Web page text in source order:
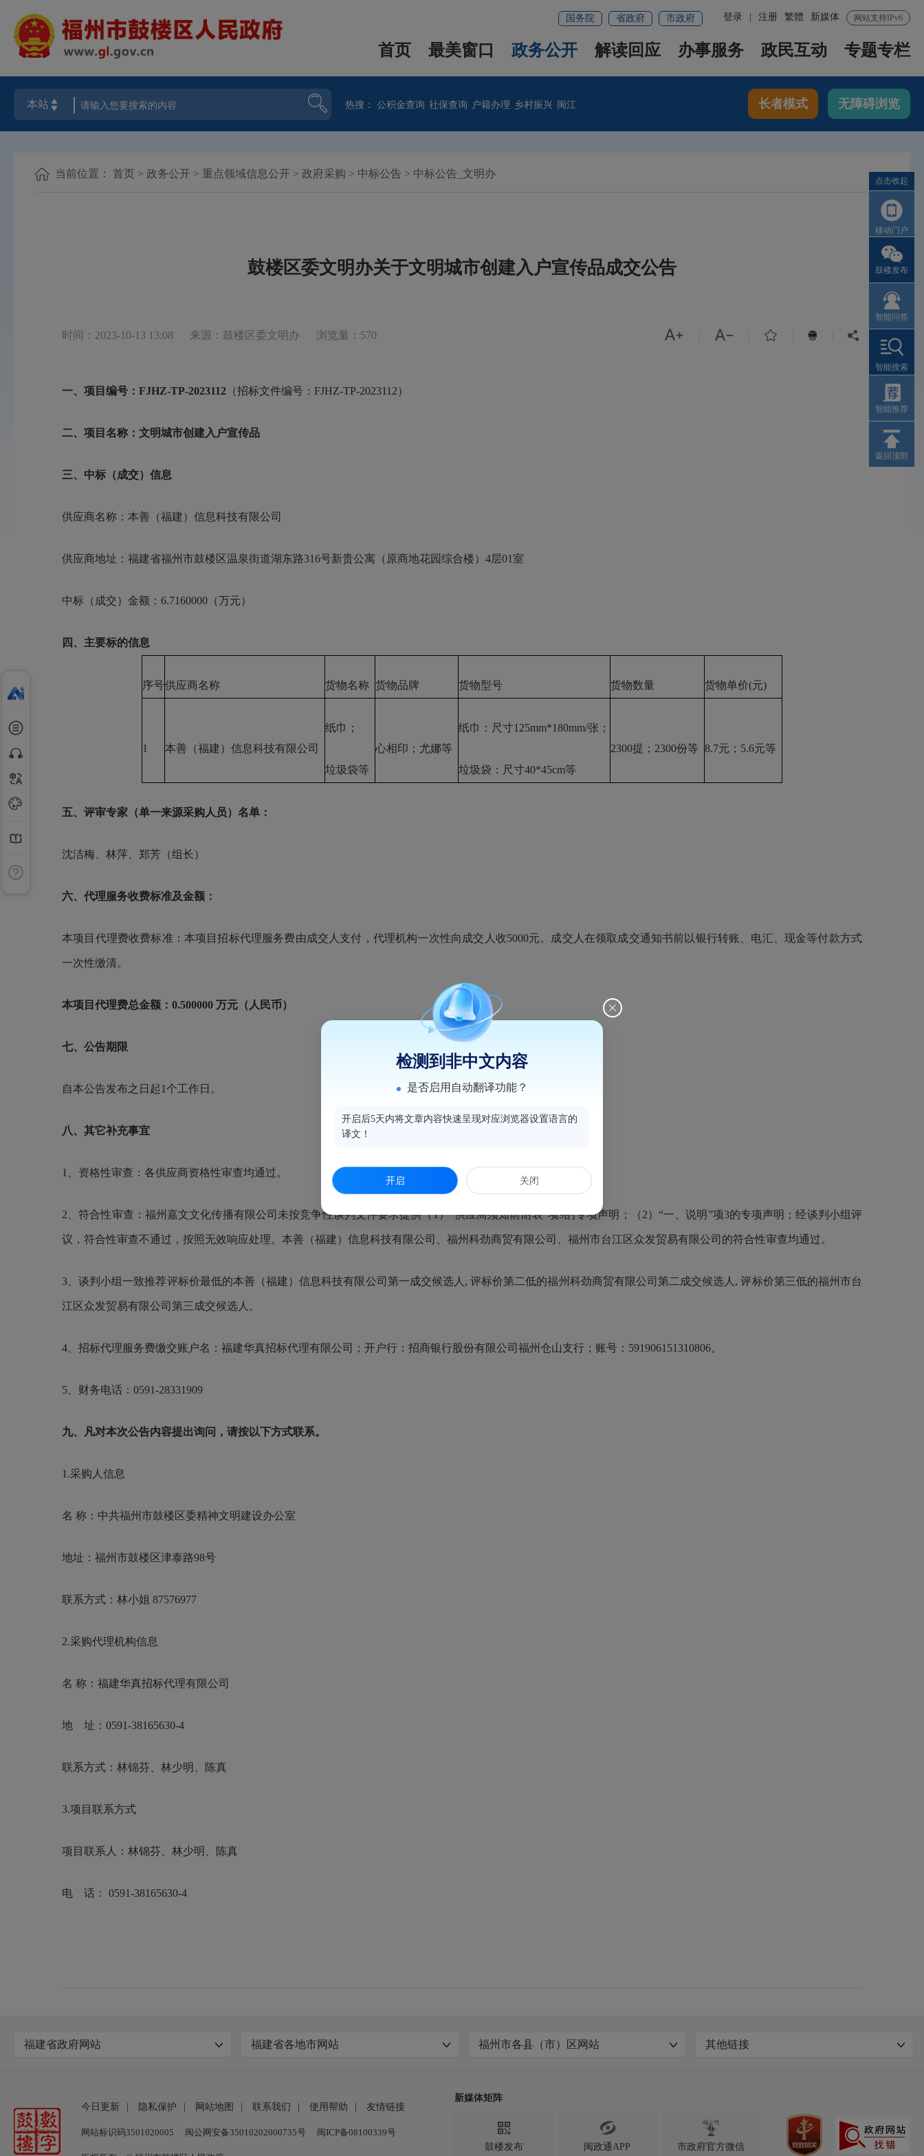
网站支持IPv6
新媒体
繁體
登录 注册
国务院 省政府 市政府
首页 最美窗口 政务公开 解读回应 办事服务 政民互动 专题专栏
热搜：公积金查询 社保查询 户籍办理 乡村振兴 闽江 长者模式 无障碍浏览
当前位置： 首页 > 政务公开 > 重点领域信息公开 > 政府采购 > 中标公告 > 中标公告_文明办
鼓楼区委文明办关于文明城市创建入户宣传品成交公告
时间：2023-10-13 13:08 来源：鼓楼区委文明办 浏览量：570     
一、项目编号： FJHZ-TP-2023112 （招标文件编号： FJHZ-TP-2023112）
二、项目名称：文明城市创建入户宣传品
三、中标（成交）信息
供应商名称：本善（福建）信息科技有限公司
供应商地址：福建省福州市鼓楼区温泉街道湖东路316号新贵公寓（原商地花园综合楼）4层01室
中标（成交）金额： 6.7160000（万元）
四、主要标的信息
序号供应商名称 货物名称 货物品牌 货物型号 货物数量 货物单价(元)
1 本善（福建）信息科技有限公司
纸巾；
垃圾袋等
心相印；尤娜等
纸巾：尺寸125mm*180mm/张；
垃圾袋：尺寸40*45cm等
2300提；2300份等 8.7元；5.6元等
五、评审专家（单一来源采购人员）名单：
沈洁梅、林萍、郑芳（组长）
六、代理服务收费标准及金额：
本项目代理费收费标准：本项目招标代理服务费由成交人支付，代理机构一次性向成交人收5000元。成交人在领取成交通知书前以银行转账、电汇、现金等付款方式
一次性缴清。
本项目代理费总金额： 0.500000 万元（人民币）
七、公告期限
自本公告发布之日起1个工作日。
八、其它补充事宜
1、资格性审查：各供应商资格性审查均通过。
2、符合性审查：福州嘉文文化传播有限公司未按竞争性谈判文件要求提供（1）“供应商须知前附表”项9的专项声明；（2）“一、说明”项3的专项声明；经谈判小组评
议，符合性审查不通过，按照无效响应处理。本善（福建）信息科技有限公司、福州科劲商贸有限公司、福州市台江区众发贸易有限公司的符合性审查均通过。
3、谈判小组一致推荐评标价最低的本善（福建）信息科技有限公司第一成交候选人, 评标价第二低的福州科劲商贸有限公司第二成交候选人, 评标价第三低的福州市台
江区众发贸易有限公司第三成交候选人。
4、招标代理服务费缴交账户名：福建华真招标代理有限公司；开户行：招商银行股份有限公司福州仓山支行；账号：591906151310806。
5、 财务电话： 0591-28331909
九、凡对本次公告内容提出询问，请按以下方式联系。
1.采购人信息
名 称：中共福州市鼓楼区委精神文明建设办公室
地址：福州市鼓楼区津泰路98号
联系方式：林小姐 87576977
2.采购代理机构信息
名 称：福建华真招标代理有限公司
地 址： 0591-38165630-4
联系方式：林锦芬、林少明、陈真
3.项目联系方式
项目联系人：林锦芬、林少明、陈真
电 话： 0591-38165630-4
福建省政府网站 福建省各地市网站 福州市各县（市）区网站 其他链接
今日更新 隐私保护 网站地图 联系我们 使用帮助 友情链接
网站标识码3501020005 闽公网安备35010202000735号 闽ICP备08100339号
新媒体矩阵

鼓楼发布

闽政通APP 市政府官方微信
点击收起
移动门户
鼓楼发布
智能问答
智能搜索
智能推荐
返回顶部
检测到非中文内容
是否启用自动翻译功能？
开启后5天内将文章内容快速呈现对应浏览器设置语言的
译文！
开启 关闭